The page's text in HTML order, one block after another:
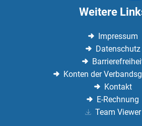
Weitere
Impressum
Datenschutz
Konten der
Kontakt
E-Rechnung
Team Viewer